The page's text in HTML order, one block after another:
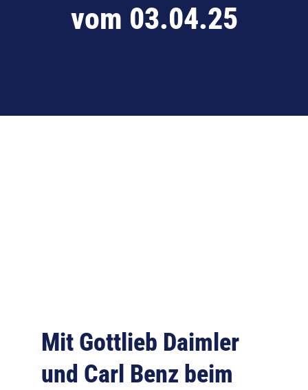
vom 03.04.25
Mit Gottlieb Daimler
und Carl Benz beim